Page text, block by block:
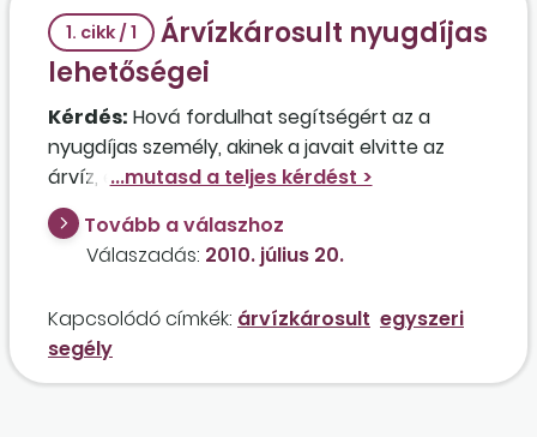
1. cikk / 1
Árvízkárosult nyugdíjas
lehetőségei
Kérdés: Hová fordulhat segítségért az a
nyugdíjas személy, akinek a javait elvitte az
árvíz, és mindenét elvesztette?
Tovább a válaszhoz
Válaszadás: 2010. július 20.
Kapcsolódó címkék: árvízkárosult egyszeri
segély